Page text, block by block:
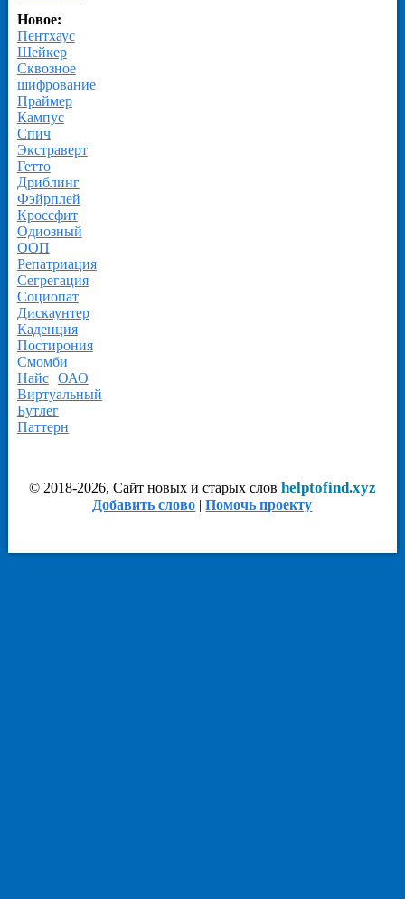
Новое:
Пентхаус
Шейкер
Сквозное
шифрование
Праймер
Кампус
Спич
Экстраверт
Гетто
Дриблинг
Фэйрплей
Кроссфит
Одиозный
ООП
Репатриация
Сегрегация
Социопат
Дискаунтер
Каденция
Постирония
Смомби
Найс
ОАО
Виртуальный
Бутлег
Паттерн
© 2018-2026, Сайт новых и старых слов helptofind.xyz
Добавить слово |Помочь проекту